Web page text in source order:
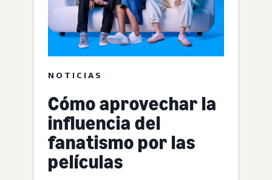
NOTICIAS
Cómo aprovechar la
influencia del
fanatismo por las
películas